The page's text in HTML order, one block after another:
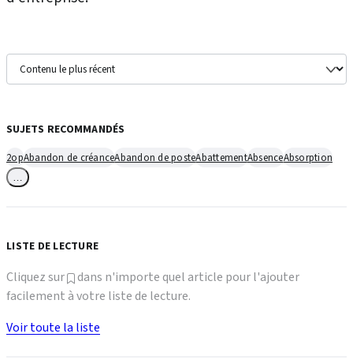
SUJETS RECOMMANDÉS
2opAbandon de créanceAbandon de posteAbattementAbsenceAbsorption
LISTE DE LECTURE
Cliquez sur
dans n'importe quel article pour l'ajouter
facilement à votre liste de lecture.
Voir toute la liste